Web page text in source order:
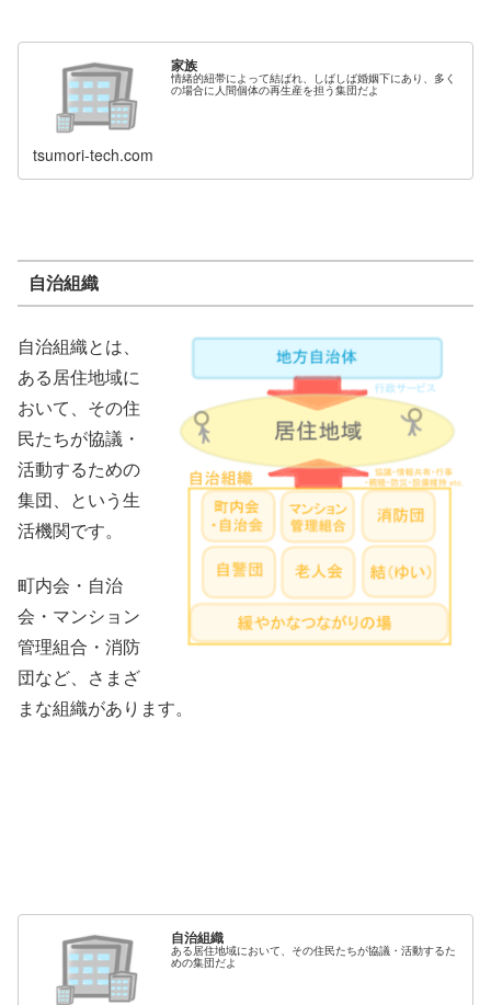
家族
情緒的紐帯によって結ばれ、しばしば婚姻下にあり、多く
の場合に人間個体の再生産を担う集団だよ
tsumori-tech.com
自治組織
自治組織とは、
ある居住地域に
おいて、その住
民たちが協議・
活動するための
集団、という生
活機関です。
町内会・自治
会・マンション
管理組合・消防
団など、さまざ
まな組織があります。
自治組織
ある居住地域において、その住民たちが協議・活動するた
めの集団だよ